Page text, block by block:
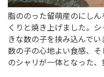
脂ののった留萌産のにし
くりと焼き上げました。
きな数の子を挟み込んで
数の子の心地よい食感、そ
のシャリが一体となった、